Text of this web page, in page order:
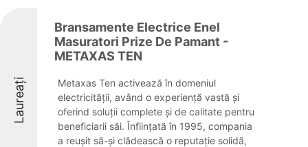
Laureați
Bransamente Electrice Enel
Masuratori Prize De Pamant -
METAXAS TEN
Metaxas Ten activează în domeniul
electricității, având o experiență vastă și
oferind soluții complete și de calitate pentru
beneficiarii săi. Înființată în 1995, compania
a reușit să-și clădească o reputație solidă,